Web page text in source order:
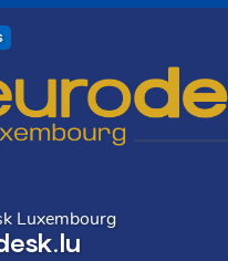
Luxembourg